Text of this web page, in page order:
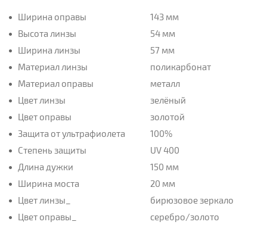
Ширина оправы
143 мм
Высота линзы
54 мм
Ширина линзы
57 мм
Материал линзы
поликарбонат
Материал оправы
металл
Цвет линзы
зелёный
Цвет оправы
золотой
Защита от ультрафиолета
100%
Степень защиты
UV 400
Длина дужки
150 мм
Ширина моста
20 мм
Цвет линзы_
бирюзовое зеркало
Цвет оправы_
серебро/золото